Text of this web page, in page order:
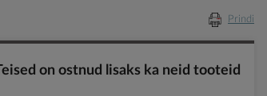
Prindi
Teised on ostnud lisaks ka neid tooteid